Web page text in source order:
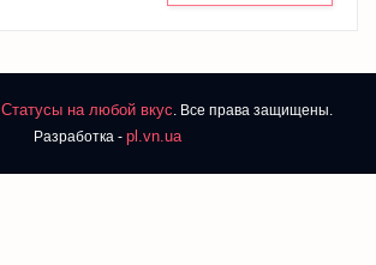
Статусы на любой вкус. Все права защищены.
Разработка - pl.vn.ua